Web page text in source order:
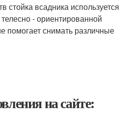
стойка всадника используется
- ориентированной
помогает снимать различные
на сайте: